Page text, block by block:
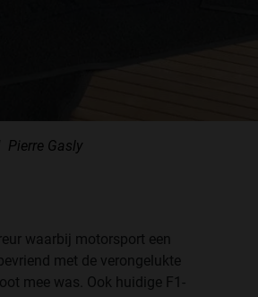
Pierre Gasly
waarbij motorsport een
met de verongelukte
mee was. Ook huidige F1-